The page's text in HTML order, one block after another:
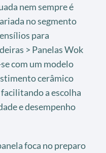
nem sempre é
no segmento
para
> Panelas Wok
com um modelo
cerâmico
a escolha
e desempenho
foca no preparo